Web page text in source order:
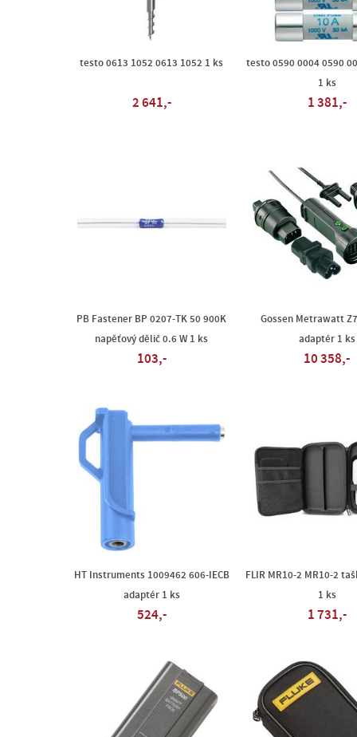
testo 0613 1052 0613 1052 1 ks
2 641,-
testo 0590 0004 0590
1 ks
1 381,-
PB Fastener BP 0207-TK 50 900K
napěťový dělič 0.6 W 1 ks
103,-
Gossen Metrawatt
adaptér 1 ks
10 358,-
HT Instruments 1009462 606-IECB
adaptér 1 ks
524,-
FLIR MR10-2 MR10-2
1 ks
1 731,-